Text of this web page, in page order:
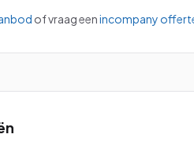
of vraag eenincompany